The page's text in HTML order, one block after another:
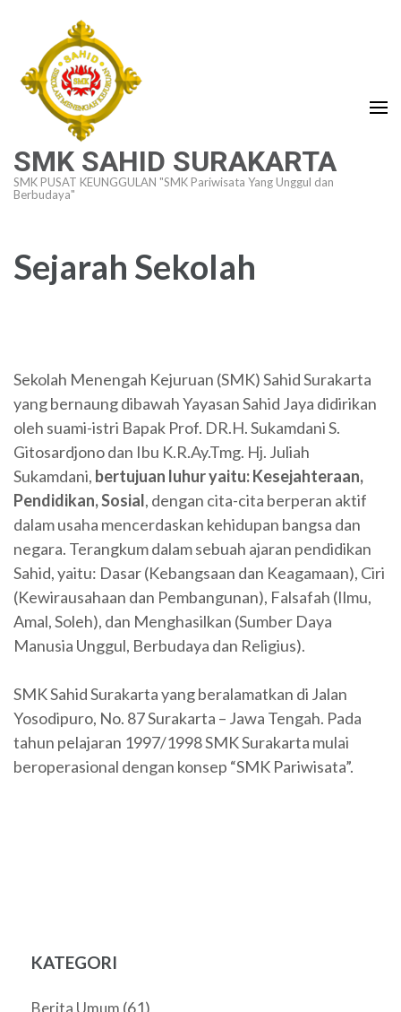
konten
(Tekan
Enter)
SMK SAHID SURAKARTA
SMK PUSAT KEUNGGULAN "SMK Pariwisata Yang Unggul dan
Berbudaya"
Sejarah Sekolah
Sekolah Menengah Kejuruan (SMK) Sahid Surakarta
yang bernaung dibawah Yayasan Sahid Jaya didirikan
oleh suami-istri Bapak Prof. DR.H. Sukamdani S.
Gitosardjono dan Ibu K.R.Ay.Tmg. Hj. Juliah
Sukamdani, bertujuan luhur yaitu: Kesejahteraan,
Pendidikan, Sosial, dengan cita-cita berperan aktif
dalam usaha mencerdaskan kehidupan bangsa dan
negara. Terangkum dalam sebuah ajaran pendidikan
Sahid, yaitu: Dasar (Kebangsaan dan Keagamaan), Ciri
(Kewirausahaan dan Pembangunan), Falsafah (Ilmu,
Amal, Soleh), dan Menghasilkan (Sumber Daya
Manusia Unggul, Berbudaya dan Religius).
SMK Sahid Surakarta yang beralamatkan di Jalan
Yosodipuro, No. 87 Surakarta – Jawa Tengah. Pada
tahun pelajaran 1997/1998 SMK Surakarta mulai
beroperasional dengan konsep “SMK Pariwisata”.
KATEGORI
Berita Umum (61)